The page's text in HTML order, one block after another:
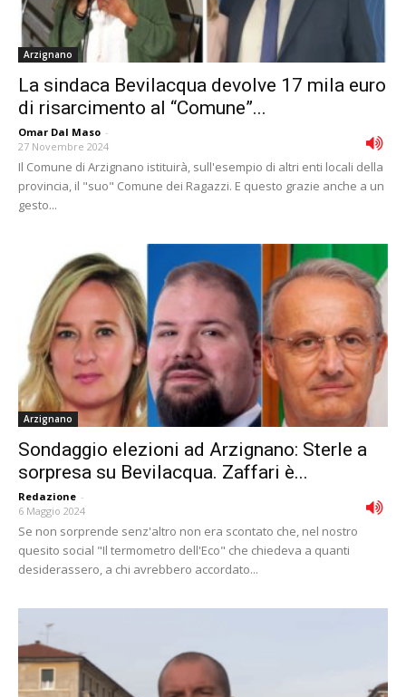
Arzignano
La sindaca Bevilacqua devolve 17 mila euro
di risarcimento al “Comune”...
Omar Dal Maso -
27 Novembre 2024
Il Comune di Arzignano istituirà, sull'esempio di altri enti locali della
provincia, il "suo" Comune dei Ragazzi. E questo grazie anche a un
gesto...
Arzignano
Sondaggio elezioni ad Arzignano: Sterle a
sorpresa su Bevilacqua. Zaffari è...
Redazione -
6 Maggio 2024
Se non sorprende senz'altro non era scontato che, nel nostro
quesito social "Il termometro dell'Eco" che chiedeva a quanti
desiderassero, a chi avrebbero accordato...